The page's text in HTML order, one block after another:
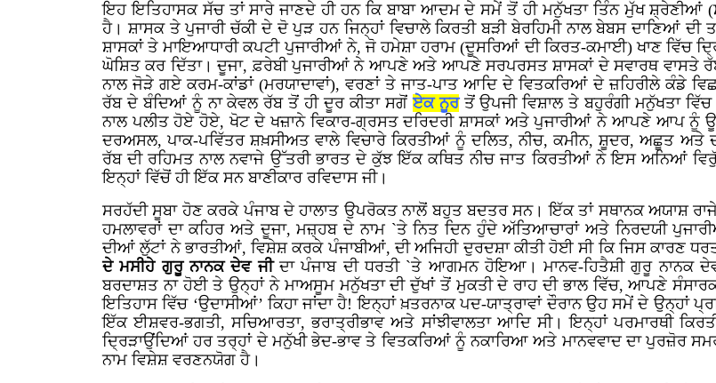
ਇਹ ਇਤਿਹਾਸਕ ਸੱਚ ਤਾਂ ਸਾਰੇ ਜਾਣਦੇ ਹੀ ਹਨ ਕਿ ਬਾਬਾ ਆਦਮ ਦੇ ਸਮੇਂ ਤੋਂ ਹੀ ਮਨੁੱਖਤਾ ਤਿੰਨ ਮੁੱਖ ਸ਼੍ਰੇਣੀਆਂ
ਹੈ। ਸ਼ਾਸਕ ਤੇ ਪੁਜਾਰੀ ਚੱਕੀ ਦੇ ਦੋ ਪੁੜ ਹਨ ਜਿਨ੍ਹਾਂ ਵਿਚਾਲੇ ਕਿਰਤੀ ਬੜੀ ਬੇਰਹਿਮੀ ਨਾਲ ਬੇਬਸ ਦਾਣਿਆਂ
ਸ਼ਾਸਕਾਂ ਤੇ ਮਾਇਆਧਾਰੀ ਕਪਟੀ ਪੁਜਾਰੀਆਂ ਨੇ, ਜੋ ਹਮੇਸ਼ਾ ਹਰਾਮ (ਦੂਸਰਿਆਂ ਦੀ ਕਿਰਤ-ਕਮਾਈ) ਖਾਣ
ਘੋਸ਼ਿਤ ਕਰ ਦਿੱਤਾ। ਦੂਜਾ, ਫ਼ਰੇਬੀ ਪੁਜਾਰੀਆਂ ਨੇ ਆਪਣੇ ਅਤੇ ਆਪਣੇ ਸਰਪਰਸਤ ਸ਼ਾਸਕਾਂ ਦੇ ਸਵਾਰਥ ਵਾਸਤੇ
ਨਾਲ ਜੋੜੇ ਗਏ ਕਰਮ-ਕਾਂਡਾਂ (ਮਰਯਾਦਾਵਾਂ), ਵਰਣਾਂ ਤੇ ਜਾਤ-ਪਾਤ ਆਦਿ ਦੇ ਵਿਤਕਰਿਆਂ ਦੇ ਜ਼ਹਿਰੀਲੇ ਕੰਡੇ
ਰੱਬ ਦੇ ਬੰਦਿਆਂ ਨੂੰ ਨਾ ਕੇਵਲ ਰੱਬ ਤੋਂ ਹੀ ਦੂਰ ਕੀਤਾ ਸਗੋਂਏਕ ਨੂਰਤੋਂ ਉਪਜੀ ਵਿਸ਼ਾਲ ਤੇ ਬਹੁਰੰਗੀ ਮਨੁੱਖਤਾ
ਨਾਲ ਪਲੀਤ ਹੋਏ ਹੋਏ, ਖੋਟ ਦੇ ਖਜ਼ਾਨੇ ਵਿਕਾਰ-ਗ੍ਰਸਤ ਦਰਿਦਰੀ ਸ਼ਾਸਕਾਂ ਅਤੇ ਪੁਜਾਰੀਆਂ ਨੇ ਆਪਣੇ ਆਪ ਨੂੰ
ਦਰਅਸਲ, ਪਾਕ-ਪਵਿੱਤਰ ਸ਼ਖ਼ਸੀਅਤ ਵਾਲੇ ਵਿਚਾਰੇ ਕਿਰਤੀਆਂ ਨੂੰ ਦਲਿਤ, ਨੀਚ, ਕਮੀਨ, ਸ਼ੂਦਰ, ਅਛੂਤ ਅਤੇ
ਰੱਬ ਦੀ ਰਹਿਮਤ ਨਾਲ ਨਵਾਜੇ ਉੱਤਰੀ ਭਾਰਤ ਦੇ ਕੁੱਝ ਇੱਕ ਕਥਿਤ ਨੀਚ ਜਾਤ ਕਿਰਤੀਆਂ ਨੇ ਇਸ ਅਨਿਆਂ
ਇਨ੍ਹਾਂ ਵਿੱਚੋਂ ਹੀ ਇੱਕ ਸਨ ਬਾਣੀਕਾਰ ਰਵਿਦਾਸ ਜੀ।
ਸਰਹੱਦੀ ਸੂਬਾ ਹੋਣ ਕਰਕੇ ਪੰਜਾਬ ਦੇ ਹਾਲਾਤ ਉਪਰੋਕਤ ਨਾਲੋਂ ਬਹੁਤ ਬਦਤਰ ਸਨ। ਇੱਕ ਤਾਂ ਸਥਾਨਕ ਅਯਾਸ਼
ਹਮਲਾਵਰਾਂ ਦਾ ਕਹਿਰ ਅਤੇ ਦੂਜਾ, ਮਜ਼੍ਹਬ ਦੇ ਨਾਮ `ਤੇ ਨਿਤ ਦਿਨ ਹੁੰਦੇ ਅੱਤਿਆਚਾਰਾਂ ਅਤੇ ਨਿਰਦਯੀ
ਦੀਆਂ ਲੁੱਟਾਂ ਨੇ ਭਾਰਤੀਆਂ, ਵਿਸ਼ੇਸ਼ ਕਰਕੇ ਪੰਜਾਬੀਆਂ, ਦੀ ਅਜਿਹੀ ਦੁਰਦਸ਼ਾ ਕੀਤੀ ਹੋਈ ਸੀ ਕਿ ਜਿਸ ਕਾਰਣ
ਦੇ ਮਸੀਹੇ ਗੁਰੂ ਨਾਨਕ ਦੇਵ ਜੀਦਾ ਪੰਜਾਬ ਦੀ ਧਰਤੀ `ਤੇ ਆਗਮਨ ਹੋਇਆ। ਮਾਨਵ-ਹਿਤੈਸ਼ੀ ਗੁਰੂ ਨਾਨਕ
ਬਰਦਾਸ਼ਤ ਨਾ ਹੋਈ ਤੇ ਉਨ੍ਹਾਂ ਨੇ ਮਾਅਸੂਮ ਮਨੁੱਖਤਾ ਦੀ ਦੁੱਖਾਂ ਤੋਂ ਮੁਕਤੀ ਦੇ ਰਾਹ ਦੀ ਭਾਲ ਵਿੱਚ, ਆਪਣੇ
ਇਤਿਹਾਸ ਵਿੱਚ ‘ਉਦਾਸੀਆਂ’ ਕਿਹਾ ਜਾਂਦਾ ਹੈ! ਇਨ੍ਹਾਂ ਖ਼ਤਰਨਾਕ ਪਦ-ਯਾਤ੍ਰਾਵਾਂ ਦੌਰਾਨ ਉਹ ਸਮੇਂ ਦੇ ਉਨ੍ਹਾਂ
ਇੱਕ ਈਸ਼ਵਰ-ਭਗਤੀ, ਸਚਿਆਰਤਾ, ਭਰਾਤ੍ਰੀਭਾਵ ਅਤੇ ਸਾਂਝੀਵਾਲਤਾ ਆਦਿ ਸੀ। ਇਨ੍ਹਾਂ ਪਰਮਾਰਥੀ
ਦ੍ਰਿੜਾਉਂਦਿਆਂ ਹਰ ਤਰ੍ਹਾਂ ਦੇ ਮਨੁੱਖੀ ਭੇਦ-ਭਾਵ ਤੇ ਵਿਤਕਰਿਆਂ ਨੂੰ ਨਕਾਰਿਆ ਅਤੇ ਮਾਨਵਵਾਦ ਦਾ ਪੁਰਜ਼ੋਰ
ਨਾਮ ਵਿਸ਼ੇਸ਼ ਵਰਣਨਯੋਗ ਹੈ।